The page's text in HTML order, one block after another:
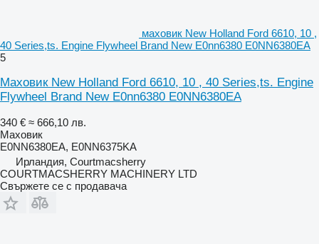
маховик New Holland Ford 6610, 10 ,
40 Series,ts. Engine Flywheel Brand New E0nn6380 E0NN6380EA
5
Маховик New Holland Ford 6610, 10 , 40 Series,ts. Engine
Flywheel Brand New E0nn6380 E0NN6380EA
340 € ≈ 666,10 лв.
Маховик
E0NN6380EA, E0NN6375KA
Ирландия, Courtmacsherry
COURTMACSHERRY MACHINERY LTD
Свържете се с продавача